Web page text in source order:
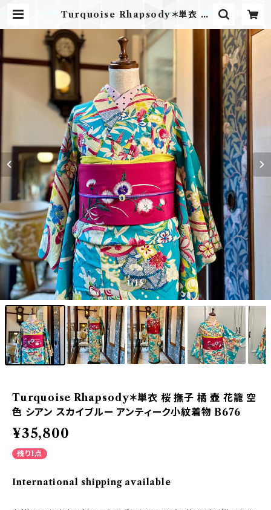
Turquoise Rhapsody＊単衣 桜
ブルー アンティーク小紋着物 B676
| kimono tento
1/15
Turquoise Rhapsody＊単衣 桜 撫子 橘 壺 花籠 空
色 シアン スカイブルー アンティーク小紋着物 B676
¥35,800
残り1点
International shipping available